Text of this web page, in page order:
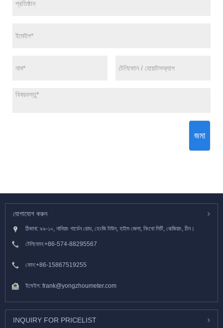
জমা
যোগাযোগ করুন
ঠিকানা: ৯৯-১০, নানিয়াং গার্ডেন রোড, হেংজি টাউন, হাইশু জেলা, নিংবো সিটি, ঝেজিয়াং, চীন।
টেলিফোন:+86-574-88295567
ফোন:+86-15867519255
ইমেইল: frank@yongzhoumeter.com
INQUIRY FOR PRICELIST